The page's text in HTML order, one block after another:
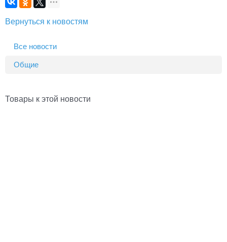
Вернуться к новостям
Все новости
Общие
Товары к этой новости